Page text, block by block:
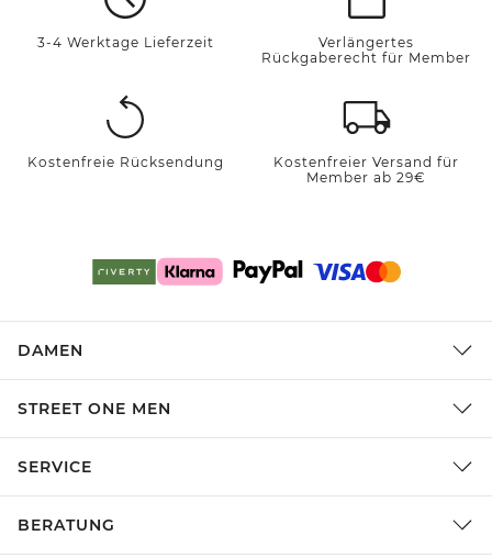
3-4 Werktage Lieferzeit
Verlängertes
Rückgaberecht für Member
Kostenfreie Rücksendung
Kostenfreier Versand für
Member ab 29€
DAMEN
STREET ONE MEN
SERVICE
BERATUNG